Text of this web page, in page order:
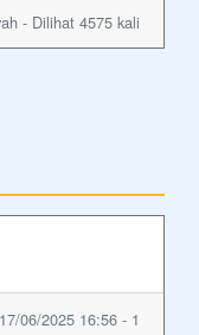
- Dilihat 4575 kali
17/06/2025 16:56 - 1